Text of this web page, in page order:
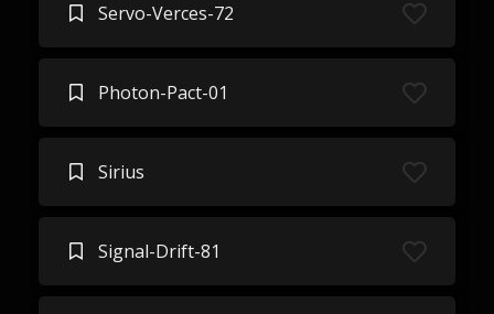
Servo-Verces-72
Photon-Pact-01
Sirius
Signal-Drift-81